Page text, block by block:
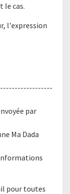
le cas.
l'expression
par
Ma Dada
pour toutes